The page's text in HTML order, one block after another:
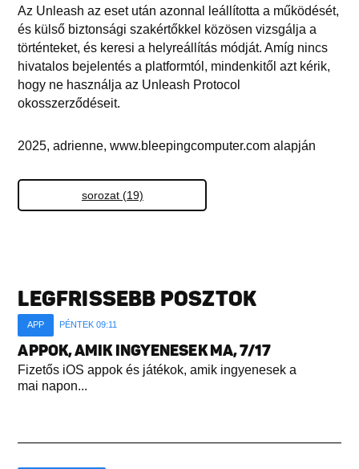
Az Unleash az eset után azonnal leállította a működését,
és külső biztonsági szakértőkkel közösen vizsgálja a
történteket, és keresi a helyreállítás módját. Amíg nincs
hivatalos bejelentés a platformtól, mindenkitől azt kérik,
hogy ne használja az Unleash Protocol
okosszerződéseit.
2025, adrienne, www.bleepingcomputer.com alapján
sorozat (19)
LEGFRISSEBB POSZTOK
APP PÉNTEK 09:11
APPOK, AMIK INGYENESEK MA, 7/17
Fizetős iOS appok és játékok, amik ingyenesek a
mai napon...